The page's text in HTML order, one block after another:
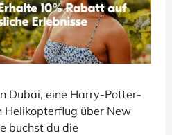
Dubai, eine Harry-Potter-
Helikopterflug über New
buchst du die